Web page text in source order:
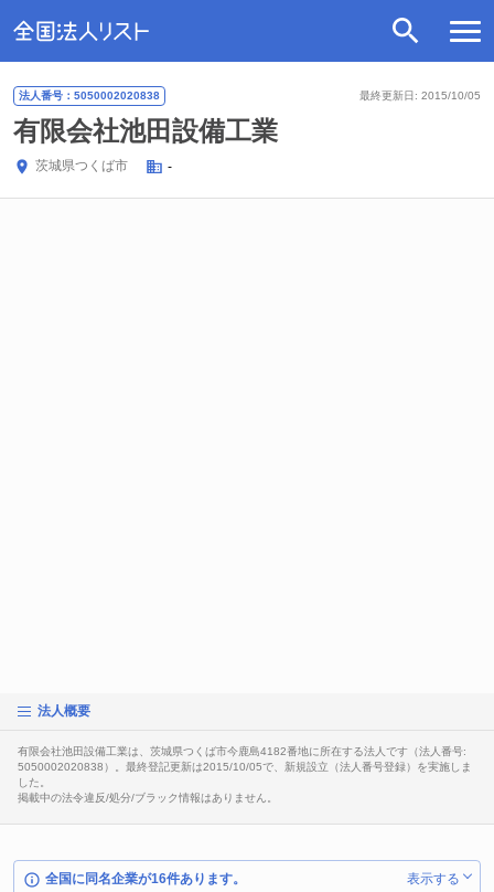
最終更新日: 2015/10/05
法人番号：5050002020838
有限会社池田設備工業
茨城県つくば市 -
法人概要
有限会社池田設備工業は、茨城県つくば市今鹿島4182番地に所在する法人です（法人番号:
5050002020838）。最終登記更新は2015/10/05で、新規設立（法人番号登録）を実施しま
した。
掲載中の法令違反/処分/ブラック情報はありません。
全国に同名企業が16件あります。 表示する